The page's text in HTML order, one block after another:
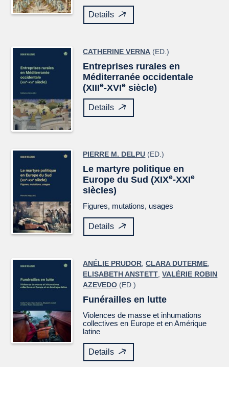
Details
CATHERINE VERNA (ED.)
Entreprises rurales en
Méditerranée occidentale
(XIIIe-XVIe siècle)
Details
PIERRE M. DELPU (ED.)
Le martyre politique en
Europe du Sud (XIXe-XXIe
siècles)
Figures, mutations, usages
Details
ANÉLIE PRUDOR ,CLARA DUTERME
ELISABETH ANSTETT ,VALÉRIE ROBIN
AZEVEDO (ED.)
Funérailles en lutte
Violences de masse et inhumations
collectives en Europe et en Amérique
latine
Details